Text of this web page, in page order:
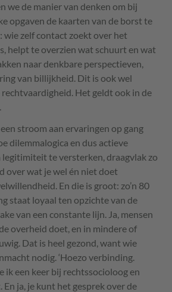
we de manier van denken om bij
opgaven de kaarten van de borst te
wie zelf contact zoekt over het
helpt te overzien wat schuurt en wat
naar denkbare perspectieven,
van billijkheid. Dit is ook wel
Het geldt ook in de
stroom aan ervaringen op gang
dilemmalogica en dus actieve
te versterken, draagvlak zo
over wat je wel én niet doet
En die is groot: zo’n 80
staat loyaal ten opzichte van de
van een constante lijn. Ja, mensen
overheid doet, en in mindere of
Dat is heel gezond, want wie
nodig. ‘Hoezo verbinding.
ik een keer bij rechtssocioloog en
En ja, je kunt het gesprek over de